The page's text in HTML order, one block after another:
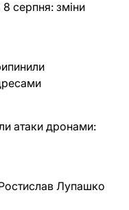
серпня: зміни
атаки дронами:
Лупашко